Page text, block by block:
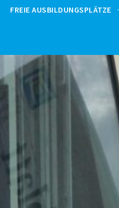
FREIE AUSBILDUNGSPLÄTZE